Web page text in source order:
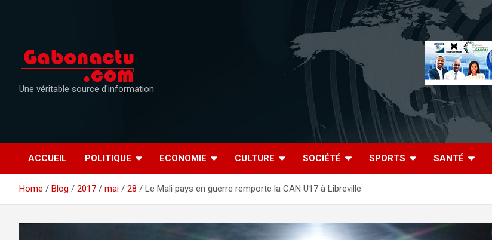
Une véritable source d'information
ACCUEIL POLITIQUE ECONOMIE CULTURE SOCIÉTÉ SPORTS SANTÉ
Home Blog 2017 mai 28 Le Mali pays en guerre remporte la CAN U17 à Libreville